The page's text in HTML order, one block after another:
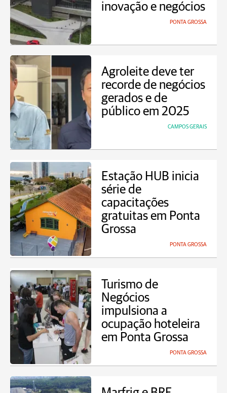
inovação e negócios
PONTA GROSSA
Agroleite deve ter
recorde de negócios
gerados e de
público em 2025
CAMPOS GERAIS
Estação HUB inicia
série de
capacitações
gratuitas em Ponta
Grossa
PONTA GROSSA
Turismo de
Negócios
impulsiona a
ocupação hoteleira
em Ponta Grossa
PONTA GROSSA